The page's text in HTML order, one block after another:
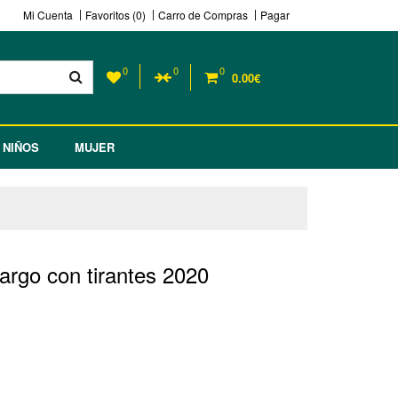
Mi Cuenta Favoritos (0) Carro de Compras Pagar
0 0 0 0.00€
NIÑOS MUJER
con tirantes 2020